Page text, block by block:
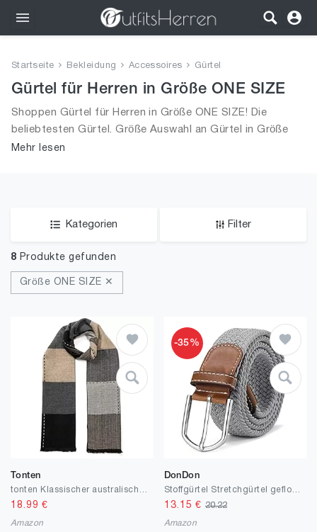
Bekleidung
Wäsche
Schuhe
Startseite Bekleidung Accessoires Gürtel
Gürtel für Herren in Größe ONE SIZE
Shoppen Gürtel für Herren in Größe ONE SIZE! Die
beliebtesten Gürtel. Größe Auswahl an Gürtel in Größe
ONE SIZE und alle Trends aus 2026 für Männer!
Mehr lesen
Kategorien Filter
8 Produkte gefunden
Größe ONE SIZE ✕
Tonten
18.99 €
Amazon
-35%
DonDon
13.15 € 20.22
Amazon